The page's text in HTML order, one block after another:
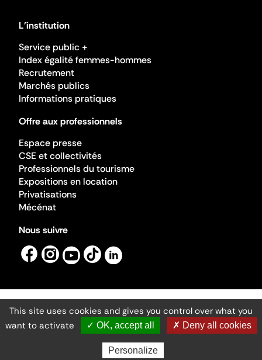
L'institution
Service public +
Index égalité femmes-hommes
Recrutement
Marchés publics
Informations pratiques
Offre aux professionnels
Espace presse
CSE et collectivités
Professionnels du tourisme
Expositions en location
Privatisations
Mécénat
Nous suivre
Mentions légales
Gestion des cookies
Accessibilité numérique
Ministère de la Culture ©2026
- Cité de l'architecture et du patrimoine
This site uses cookies and gives you control over what you
want to activate
✓ OK, accept all ✗ Deny all cookies
Personalize